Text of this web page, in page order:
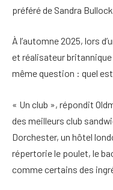
préféré de Sandra
À l’automne 2025, lors
et réalisateur britannique
même question : quel
« Un club », répondit
des meilleurs club
Dorchester, un hôtel
répertorie le poulet, le
comme certains des